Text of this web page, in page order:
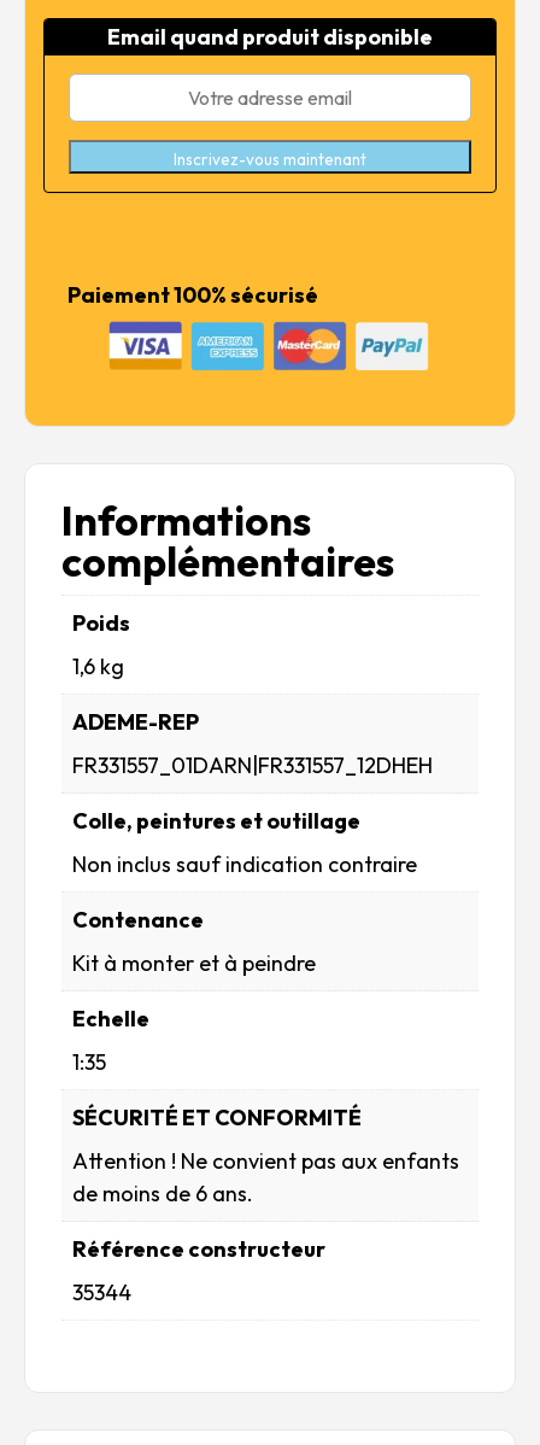
était :
55,99 €.
est :
44,79 €.
Email quand produit disponible
Inscrivez-vous maintenant
Paiement 100% sécurisé
Informations
complémentaires
Poids
1,6 kg
ADEME-REP
FR331557_01DARN|FR331557_12DHEH
Colle, peintures et outillage
Non inclus sauf indication contraire
Contenance
Kit à monter et à peindre
Echelle
1:35
SÉCURITÉ ET CONFORMITÉ
Attention ! Ne convient pas aux enfants
de moins de 6 ans.
Référence constructeur
35344